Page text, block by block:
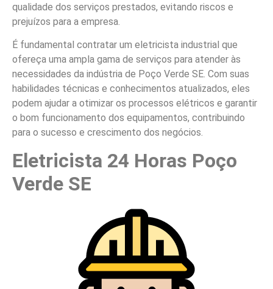
qualidade dos serviços prestados, evitando riscos e
prejuízos para a empresa.
É fundamental contratar um eletricista industrial que
ofereça uma ampla gama de serviços para atender às
necessidades da indústria de Poço Verde SE. Com suas
habilidades técnicas e conhecimentos atualizados, eles
podem ajudar a otimizar os processos elétricos e garantir
o bom funcionamento dos equipamentos, contribuindo
para o sucesso e crescimento dos negócios.
Eletricista 24 Horas Poço
Verde SE